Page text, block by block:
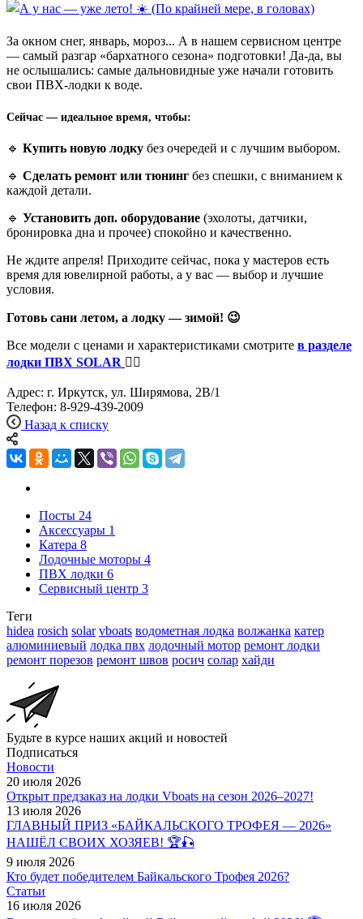
За окном снег, январь, мороз... А в нашем сервисном центре
— самый разгар «бархатного сезона» подготовки! Да-да, вы
не ослышались: самые дальновидные уже начали готовить
свои ПВХ-лодки к воде.
Сейчас — идеальное время, чтобы:
🔹 Купить новую лодку без очередей и с лучшим выбором.
🔹 Сделать ремонт или тюнинг без спешки, с вниманием к
каждой детали.
🔹 Установить доп. оборудование (эхолоты, датчики,
бронировка дна и прочее) спокойно и качественно.
Не ждите апреля! Приходите сейчас, пока у мастеров есть
время для ювелирной работы, а у вас — выбор и лучшие
условия.
Готовь сани летом, а лодку — зимой! 😉
Все модели с ценами и характеристиками смотрите в разделе
лодки ПВХ SOLAR 👈🏻
Адрес: г. Иркутск, ул. Ширямова, 2В/1
Телефон: 8‑929‑439‑2009
Назад к списку
Посты 24
Аксессуары 1
Катера 8
Лодочные моторы 4
ПВХ лодки 6
Сервисный центр 3
Теги
hidea rosich solar vboats водометная лодка волжанка катер
алюминиевый лодка пвх лодочный мотор ремонт лодки
ремонт порезов ремонт швов росич солар хайди
Будьте в курсе наших акций и новостей
Подписаться
Новости
20 июля 2026
Открыт предзаказ на лодки Vboats на сезон 2026–2027!
13 июля 2026
ГЛАВНЫЙ ПРИЗ «БАЙКАЛЬСКОГО ТРОФЕЯ — 2026»
НАШЁЛ СВОИХ ХОЗЯЕВ! 🏆🎣
9 июля 2026
Кто будет победителем Байкальского Трофея 2026?
Статьи
16 июля 2026